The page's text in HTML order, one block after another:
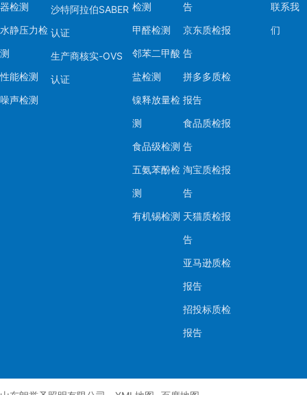
器检测
水静压力检
测
性能检测
噪声检测
沙特阿拉伯SABER
认证
生产商核实-OVS
认证
检测
甲醛检测
邻苯二甲酸
盐检测
镍释放量检
测
食品级检测
五氨苯酚检
测
有机锡检测
告
京东质检报
告
拼多多质检
报告
食品质检报
告
淘宝质检报
告
天猫质检报
告
亚马逊质检
报告
招投标质检
报告
联系我
们